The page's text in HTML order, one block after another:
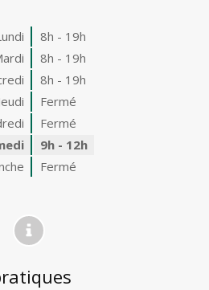
8h - 19h
8h - 19h
8h - 19h
Fermé
Fermé
9h - 12h
Fermé